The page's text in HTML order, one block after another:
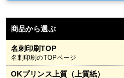
商品から選ぶ
名刺印刷TOP
名刺印刷のTOPページ
OKプリンス上質（上質紙）